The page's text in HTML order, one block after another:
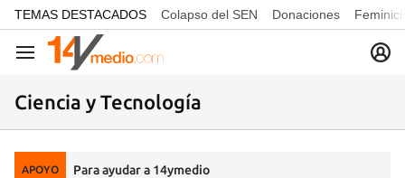
common.go-to-content
TEMAS DESTACADOS Colapso del SEN Donaciones
Navegación
Ciencia y Tecnología
APOYO Para ayudar a 14ymedio